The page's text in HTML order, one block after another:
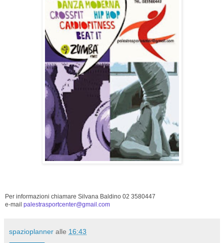
Per informazioni chiamare Silvana Baldino 02 3580447
e-mail palestrasportcenter@gmail.com
spazioplanner alle 16:43